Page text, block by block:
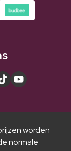
worden
normale